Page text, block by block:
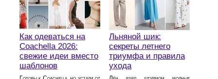
Как одеваться на
Coachella 2026:
свежие идеи вместо
шаблонов
Льняной шик:
секреты летнего
триумфа и правила
ухода